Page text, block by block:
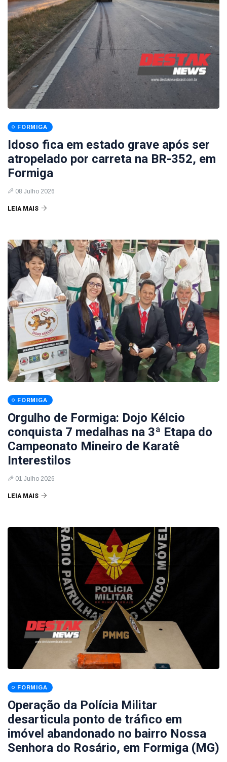
FORMIGA
Idoso fica em estado grave após ser
atropelado por carreta na BR-352, em
Formiga
08 Julho 2026
LEIA MAIS
FORMIGA
Orgulho de Formiga: Dojo Kélcio
conquista 7 medalhas na 3ª Etapa do
Campeonato Mineiro de Karatê
Interestilos
01 Julho 2026
LEIA MAIS
FORMIGA
Operação da Polícia Militar
desarticula ponto de tráfico em
imóvel abandonado no bairro Nossa
Senhora do Rosário, em Formiga (MG)